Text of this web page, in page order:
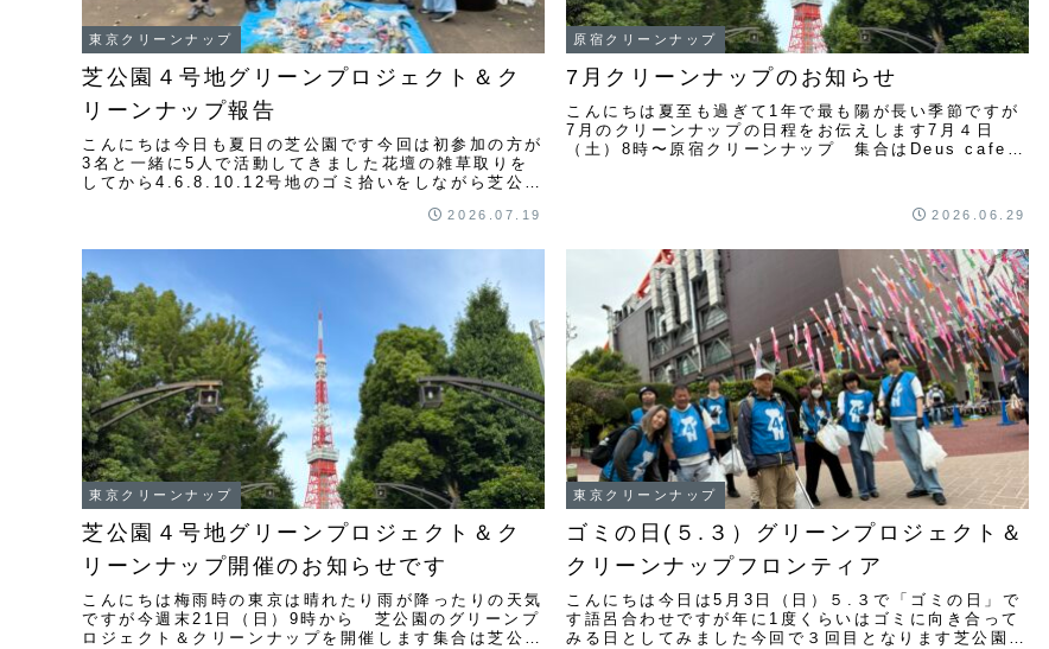
東京クリーンナップ
芝公園４号地グリーンプロジェクト＆ク
リーンナップ報告
こんにちは今日も夏日の芝公園です今回は初参加の方が
3名と一緒に5人で活動してきました花壇の雑草取りを
してから4.6.8.10.12号地のゴミ拾いをしながら芝公園
2026.07.19
原宿クリーンナップ
7月クリーンナップのお知らせ
こんにちは夏至も過ぎて1年で最も陽が長い季節ですが
7月のクリーンナップの日程をお伝えします7月４日
（土）8時〜原宿クリーンナップ 集合はDeus cafe前
2026.06.29
東京クリーンナップ
芝公園４号地グリーンプロジェクト＆ク
リーンナップ開催のお知らせです
こんにちは梅雨時の東京は晴れたり雨が降ったりの天気
ですが今週末21日（日）9時から 芝公園のグリーンプ
ロジェクト＆クリーンナップを開催します集合は芝公園
東京クリーンナップ
ゴミの日(５.３）グリーンプロジェクト＆
クリーンナップフロンティア
こんにちは今日は5月3日（日）５.３で「ゴミの日」で
す語呂合わせですが年に1度くらいはゴミに向き合って
みる日としてみました今回で３回目となります芝公園４